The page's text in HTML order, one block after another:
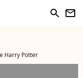
search newsletter
Harry Potter